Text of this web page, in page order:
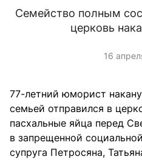
Семейство полным
церковь
16
77-летний юморист
семьей отправился в
пасхальные яйца перед
в запрещенной
супруга Петросяна,